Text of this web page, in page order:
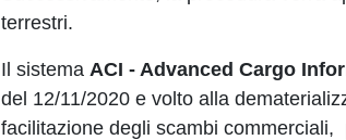
terrestri.
Il sistema ACI - Advanced Cargo
del 12/11/2020 e volto alla
facilitazione degli scambi